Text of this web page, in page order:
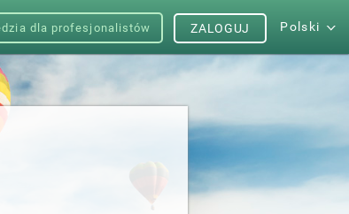
dla profesjonalistów Polski
ZALOGUJ